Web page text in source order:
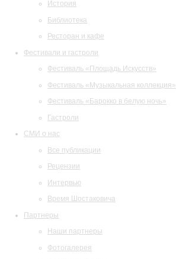
История
Библиотека
Ресторан и кафе
Фестивали и гастроли
Фестиваль «Площадь Искусств»
Фестиваль «Музыкальная коллекция»
Фестиваль «Барокко в белую ночь»
Гастроли
СМИ о нас
Все публикации
Рецензии
Интервью
Время Шостаковича
Партнеры
Наши партнеры
Фотогалерея